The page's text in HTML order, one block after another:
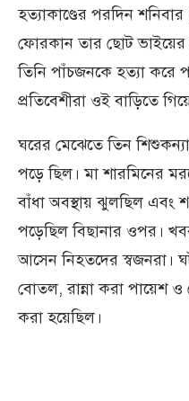
হত্যাকাণ্ডের পরদিন
ফোরকান তার ছোট ভাইয়ের
তিনি পাঁচজনকে হত্যা করে
প্রতিবেশীরা ওই বাড়িতে
ঘরের মেঝেতে তিন
পড়ে ছিল। মা শারমিনের
বাঁধা অবস্থায় ঝুলছিল এবং
পড়েছিল বিছানার ওপর।
আসেন নিহতদের স্বজনরা।
বোতল, রান্না করা পায়েশ
করা হয়েছিল।